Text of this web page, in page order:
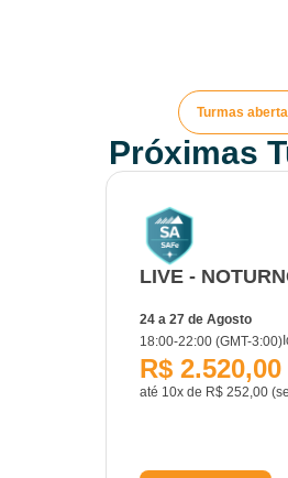
Turmas
Próximas
LIVE -
24 a 27 de Agosto
18:00-22:00 (GMT-3:00)
R$ 2.520,00
até 10x de R$ 252,00